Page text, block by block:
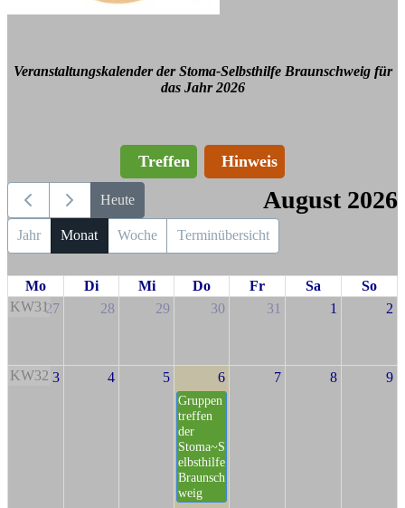
Veranstaltungskalender der Stoma-Selbsthilfe Braunschweig für
das Jahr 2026
Treffen Hinweis
Heute August 2026
Jahr Monat Woche Terminübersicht
Mo Di Mi Do Fr Sa
So
KW3127 28 29 30 31 1 2
KW32 3 4 5 6
Gruppen
treffen
der
Stoma~S
elbsthilfe
Braunsch
weig
7 8 9